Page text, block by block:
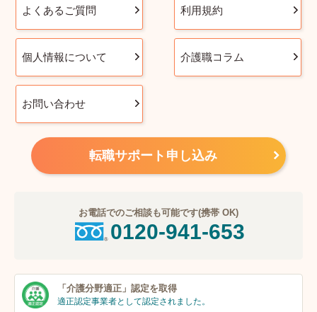
よくあるご質問 利用規約
個人情報について 介護職コラム
お問い合わせ
転職サポート申し込み
お電話でのご相談も可能です(携帯 OK)
0120-941-653
「介護分野適正」 認定を取得
適正認定事業者として認定されました。